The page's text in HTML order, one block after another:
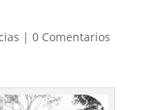
| 0 Comentarios